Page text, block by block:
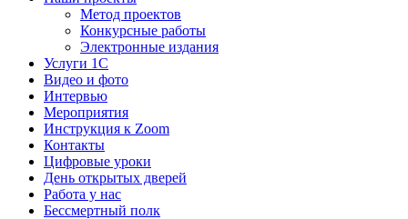
Метод проектов
Конкурсные работы
Электронные издания
Услуги 1C
Видео и фото
Интервью
Мероприятия
Инструкция к Zoom
Контакты
Цифровые уроки
День открытых дверей
Работа у нас
Бессмертный полк